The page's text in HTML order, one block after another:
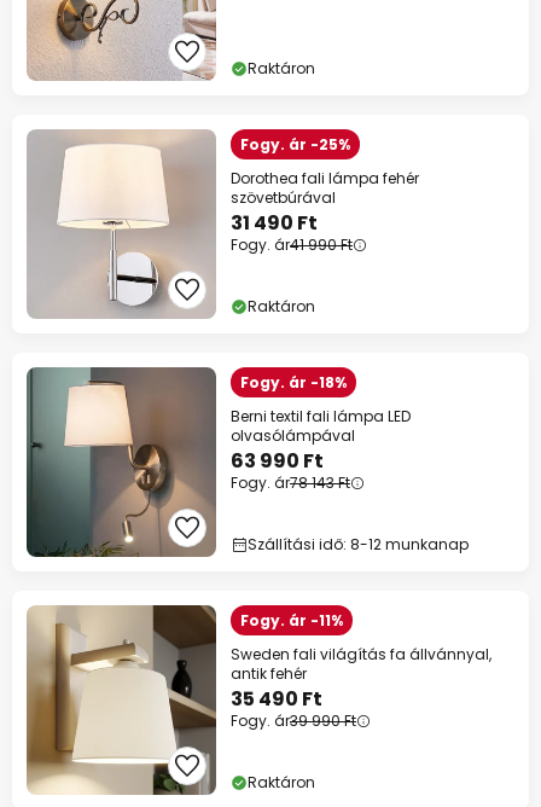
Raktáron
Fogy. ár -25%
Dorothea fali lámpa fehér
szövetbúrával
31 490 Ft
Fogy. ár41 990 Ft
Raktáron
Fogy. ár -18%
Berni textil fali lámpa LED
olvasólámpával
63 990 Ft
Fogy. ár78 143 Ft
Szállítási idő: 8-12 munkanap
Fogy. ár -11%
Sweden fali világítás fa állvánnyal,
antik fehér
35 490 Ft
Fogy. ár39 990 Ft
Raktáron